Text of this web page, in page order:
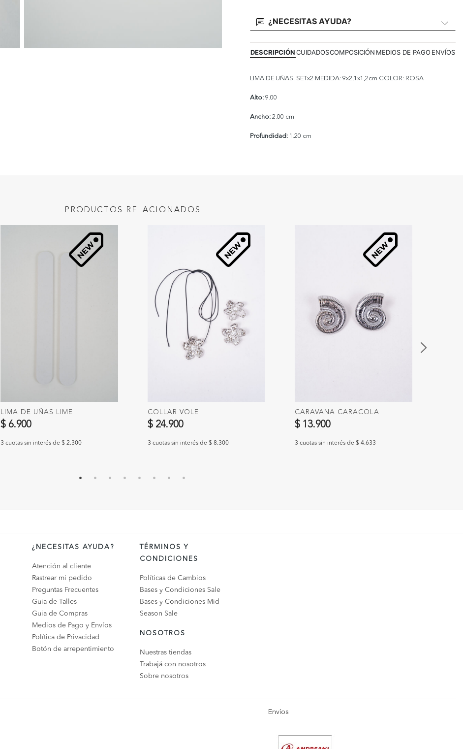
¿NECESITAS AYUDA?
DESCRIPCIÓNCUIDADOSCOMPOSICIÓN MEDIOS DE PAGO ENVÍOS
LIMA DE UÑAS. SETx2 MEDIDA: 9x2,1x1,2cm COLOR: ROSA
Alto: 9.00
Ancho: 2.00 cm
Profundidad: 1.20 cm
PRODUCTOS RELACIONADOS
LIMA DE UÑAS LIME
$ 6.900
3 cuotas sin interés de $ 2.300
COLLAR VOLE
$ 24.900
3 cuotas sin interés de $ 8.300
CARAVANA CARACOLA
$ 13.900
3 cuotas sin interés de $ 4.633
¿NECESITAS AYUDA?
Atención al cliente
Rastrear mi pedido
Preguntas Frecuentes
Guia de Talles
Guia de Compras
Medios de Pago y Envíos
Política de Privacidad
Botón de arrepentimiento
TÉRMINOS Y
CONDICIONES
Políticas de Cambios
Bases y Condiciones Sale
Bases y Condiciones Mid
Season Sale
NOSOTROS
Nuestras tiendas
Trabajá con nosotros
Sobre nosotros
Envíos